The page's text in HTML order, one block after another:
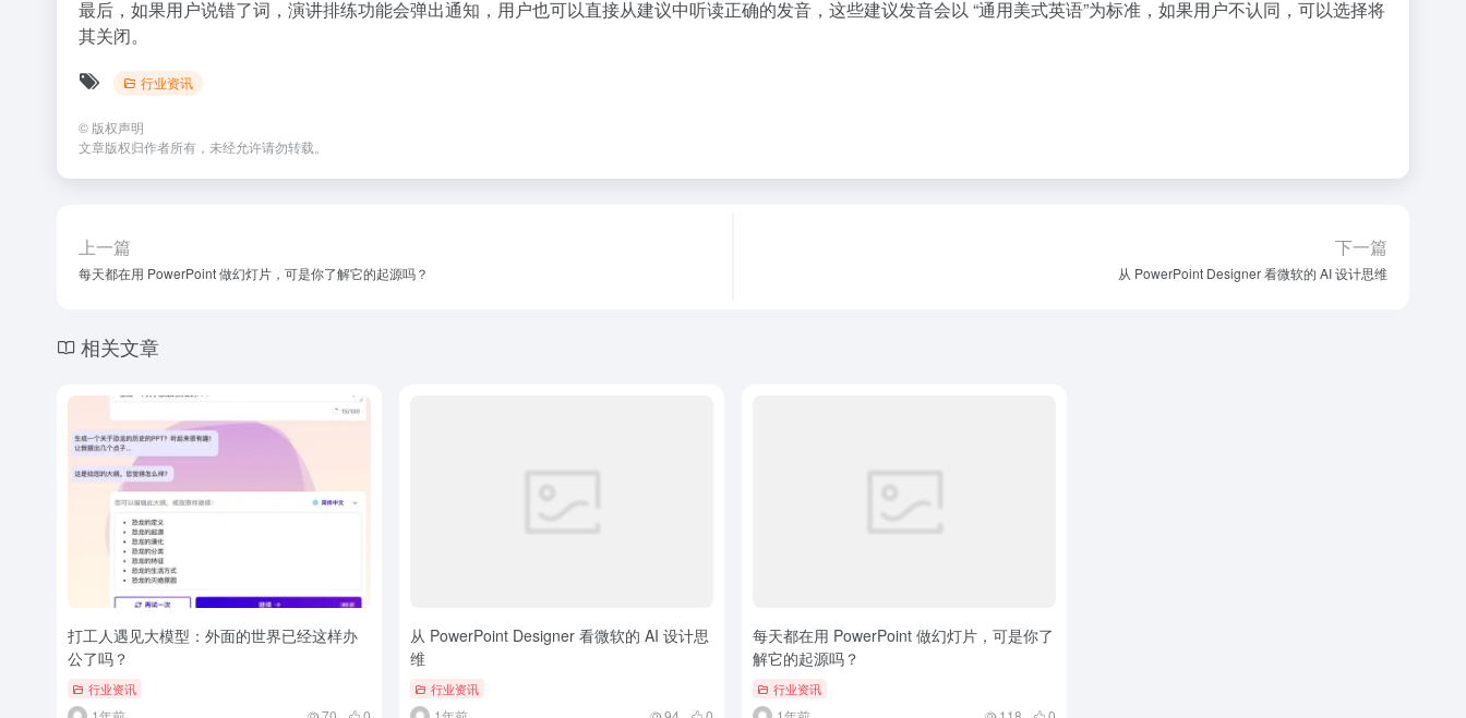
最后，如果用户说错了词，演讲排练功能会弹出通知，用户也可以直接从建议中听读正确的发音，这些建议发音会以 “通用美式英语”为标准，如果用户不认同，可以选择将
其关闭。
行业资讯
© 版权声明
文章版权归作者所有，未经允许请勿转载。
上一篇
每天都在用 PowerPoint 做幻灯片，可是你了解它的起源吗？
下一篇
从 PowerPoint Designer 看微软的 AI 设计思维
相关文章
打工人遇见大模型：外面的世界已经这样办
公了吗？
行业资讯
从 PowerPoint Designer 看微软的 AI 设计思
维
行业资讯
每天都在用 PowerPoint 做幻灯片，可是你了
解它的起源吗？
行业资讯